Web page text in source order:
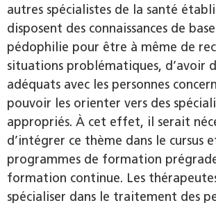
autres spécialistes de la santé
disposent des connaissances de
pédophilie pour être à même de
situations problématiques, d’avoir
adéquats avec les personnes
pouvoir les orienter vers des
appropriés. À cet effet, il serait
d’intégrer ce thème dans le cursus
programmes de formation
formation continue. Les
spécialiser dans le traitement des